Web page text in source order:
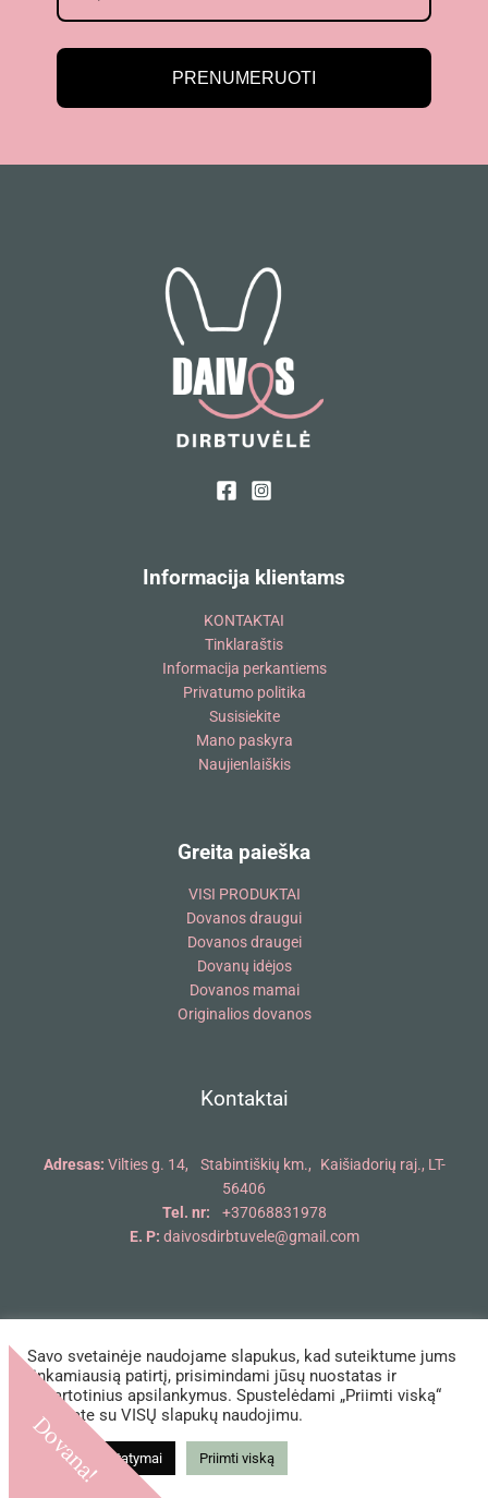
PRENUMERUOTI
Informacija klientams
KONTAKTAI
Tinklaraštis
Informacija perkantiems
Privatumo politika
Susisiekite
Mano paskyra
Naujienlaiškis
Greita paieška
VISI PRODUKTAI
Dovanos draugui
Dovanos draugei
Dovanų idėjos
Dovanos mamai
Originalios dovanos
Kontaktai
Adresas: Vilties g. 14, Stabintiškių km., Kaišiadorių raj., LT-
56406
Tel. nr:
+37068831978
E. P: daivosdirbtuvele@gmail.com
Copyright © 2018 - 2026 Daivos dirbtuvėlė | Powered by Daivos
dirbtuvėlė
Savo svetainėje naudojame slapukus, kad suteiktume jums
tinkamiausią patirtį, prisimindami jūsų nuostatas ir
pakartotinius apsilankymus. Spustelėdami „Priimti viską“
sutinkate su VISŲ slapukų naudojimu.
Slapukų nustatymai Priimti viską
Dovana!